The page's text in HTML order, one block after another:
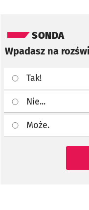
SONDA
Wpadasz na
Tak!
Nie...
Może.